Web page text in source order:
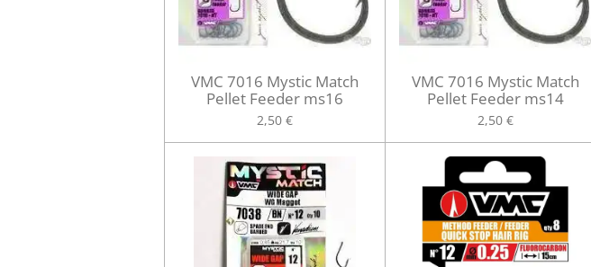
VMC 7016 Mystic Match
Pellet Feeder ms16
2,50 €
VMC 7016 Mystic Match
Pellet Feeder ms14
2,50 €